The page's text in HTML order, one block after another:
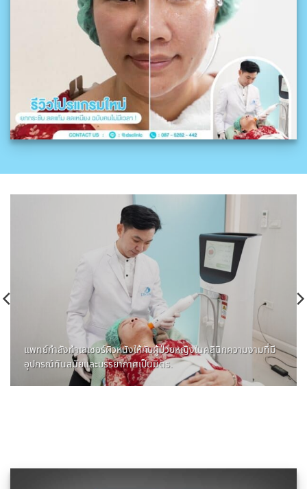
แพทย์กำลังทำเลเซอร์ผิวหนังให้กับผู้ป่วยหญิงในคลินิกความงามที่มี
อุปกรณ์ทันสมัยและบรรยากาศเป็นมิตร.